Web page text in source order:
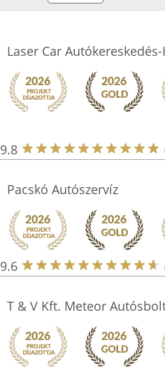
Laser Car
9.8
Pacskó Autószervíz
9.6
T & V Kft. Meteor